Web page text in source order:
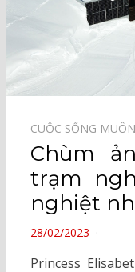
CUỘC SỐNG
Chùm
trạm
nghiệt
POSTED
28/02/2023
Princess